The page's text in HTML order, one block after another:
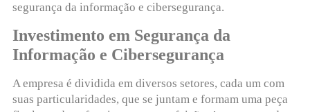
segurança da informação e cibersegurança.
Investimento em Segurança da
Informação e Cibersegurança
A empresa é dividida em diversos setores, cada um com
suas particularidades, que se juntam e formam uma peça